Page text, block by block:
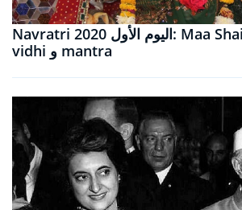
Navratri 2020 اليوم الأول: Maa Shailputri puja
vidhi و mantra